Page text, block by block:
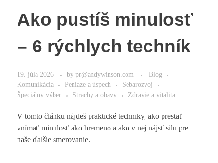
Ako pustíš minulosť
– 6 rýchlych techník
19. júla 2026 by pr@andywinson.com
Blog
Komunikácia
Peniaze a úspech
Sebarozvoj
Špeciálny výber
Strachy a obavy Zdravie a vitalita
V tomto článku nájdeš praktické techniky, ako prestať
vnímať minulosť ako bremeno a ako v nej nájsť silu pre
naše ďalšie smerovanie.